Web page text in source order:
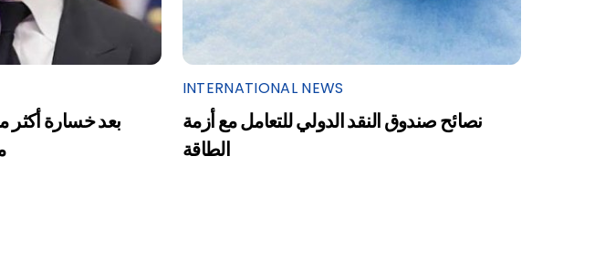
INTERNATIONAL NEWS
نصائح صندوق النقد الدولي للتعامل مع أزمة
الطاقة